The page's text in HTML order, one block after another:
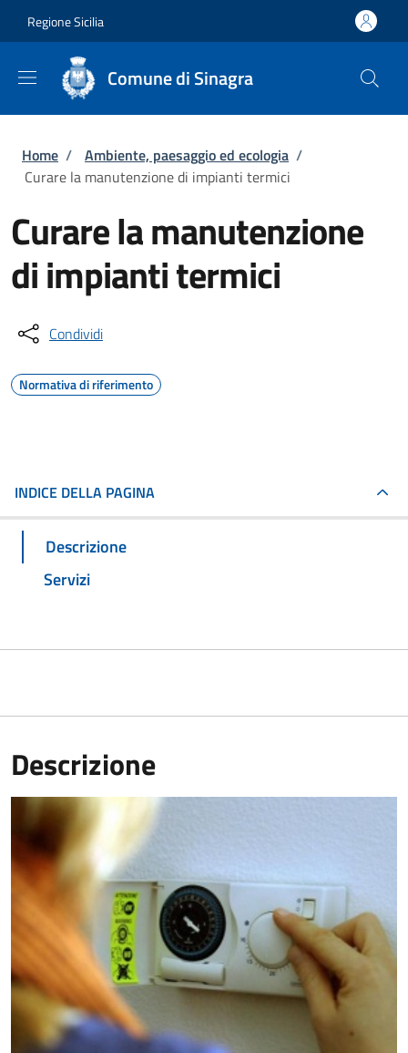
Regione Sicilia
Comune di Sinagra
Briciole di pane
Home / Ambiente, paesaggio ed ecologia /
Curare la manutenzione di impianti termici
Curare la manutenzione
di impianti termici
Condividi
Normativa di riferimento
INDICE DELLA PAGINA
Descrizione
Servizi
Descrizione